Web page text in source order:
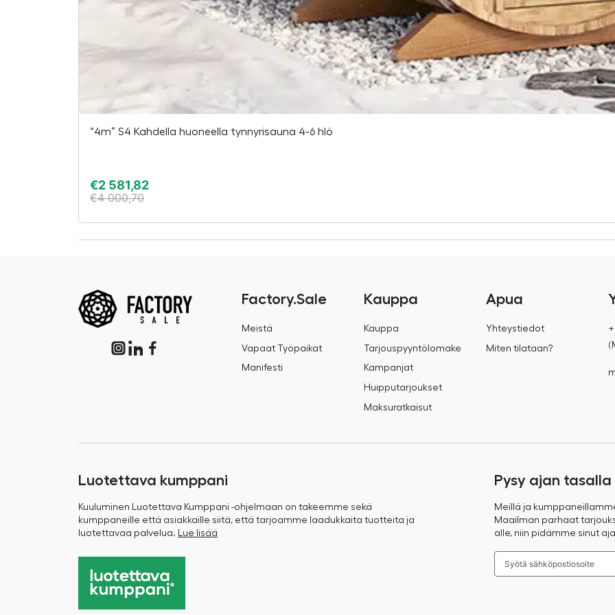
“4m” S4 Kahdella huoneella tynnyrisauna 4-6 hlö
€2 581,82
€4 000,70
Factory.Sale
Meistä
Vapaat Työpaikat
Manifesti
Kauppa
Kauppa
Tarjouspyyntölomake
Kampanjat
Huipputarjoukset
Maksuratkaisut
Apua
Yhteystiedot
Miten tilataan?
Luotettava kumppani
Kuuluminen Luotettava Kumppani -ohjelmaan on takeemme sekä
kumppaneille että asiakkaille siitä, että tarjoamme laadukkaita tuotteita ja
luotettavaa palvelua. Lue lisää
Pysy ajan tasalla
Meillä ja
Maailman parhaat
alle, niin pidämme sinut